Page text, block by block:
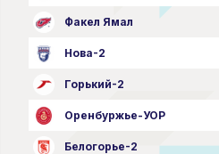
Факел Ямал
Нова-2
Горький-2
Оренбуржье-УОР
Белогорье-2